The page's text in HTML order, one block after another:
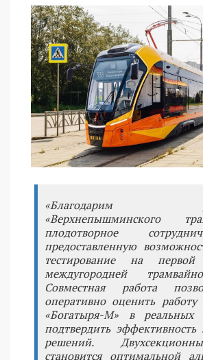
«Благодарим
«Верхнепышминского
плодотворное
предоставленную
тестирование на
междугородней
Совместная работа
оперативно оценить работу
«Богатыря-М» в реальных
подтвердить
решений.
становится оптимальной